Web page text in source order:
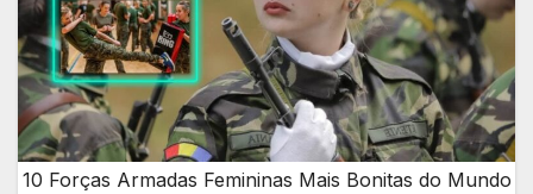
10 Forças Armadas Femininas Mais Bonitas do Mundo